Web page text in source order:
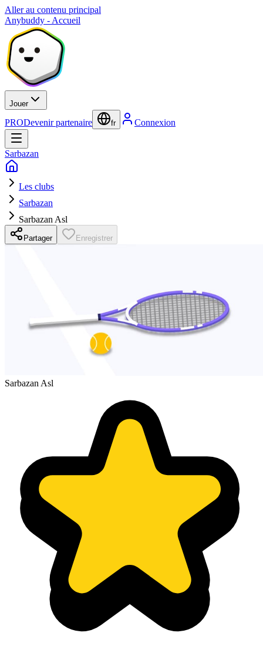
Aller au contenu principal
Anybuddy - Accueil
Jouer
PRODevenir partenaire fr Connexion
Sarbazan
Les clubs
Sarbazan
Sarbazan Asl
Partager Enregistrer
Sarbazan Asl